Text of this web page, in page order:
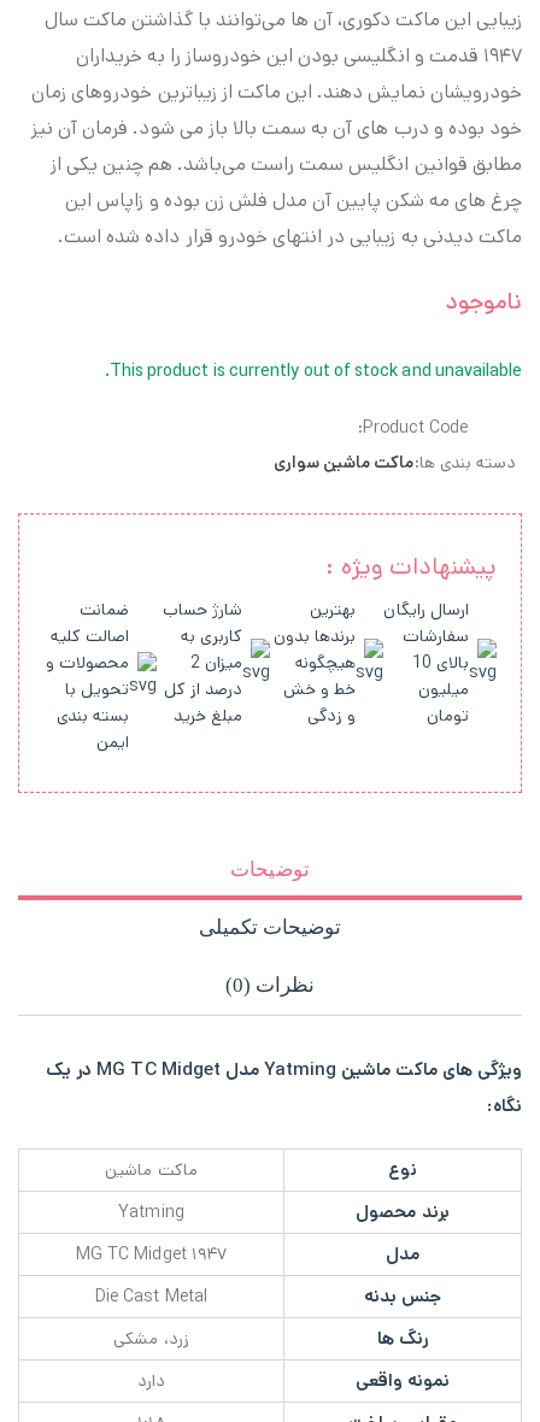
زیبایی این ماکت دکوری، آن ها می‌توانند با گذاشتن ماکت سال
۱۹۴۷ قدمت و انگلیسی بودن این خودروساز را به خریداران
خودرویشان نمایش دهند. این ماکت از زیباترین خودروهای زمان
خود بوده و درب های آن به سمت بالا باز می‌ شود. فرمان آن نیز
مطابق قوانین انگلیس سمت راست می‌باشد. هم چنین یکی از
چرغ های مه شکن پایین آن مدل فلش زن بوده و زاپاس این
ماکت دیدنی به زیبایی در انتهای خودرو قرار داده شده است.
ناموجود
This product is currently out of stock and unavailable.
Product Code:
دسته بندی ها:ماکت ماشین سواری
پیشنهادات ویژه :
ارسال رایگان
سفارشات
بالای 10
میلیون
تومان
بهترین
برندها بدون
هیچگونه
خط و خش
و زدگی
شارژ حساب
کاربری به
میزان 2
درصد از کل
مبلغ خرید
ضمانت
اصالت کلیه
محصولات و
تحویل با
بسته بندی
ایمن
توضیحات
توضیحات تکمیلی
نظرات (0)
ویژگی های ماکت ماشین Yatming مدل MG TC Midget در یک
نگاه:
نوع ماکت ماشین
برند محصول Yatming
مدل ۱۹۴۷ MG TC Midget
جنس بدنه Die Cast Metal
رنگ ها زرد، مشکی
نمونه واقعی دارد